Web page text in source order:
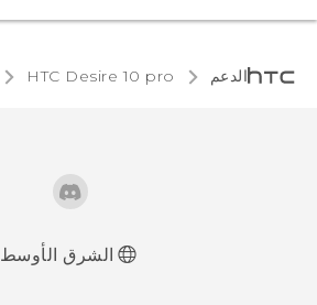
الدعم HTC Desire 10 pro‎
الشرق الأوسط